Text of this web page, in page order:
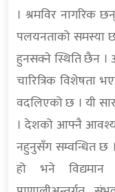
। श्रमविर नागरिक
पलयनताको समस्या छ
हुनसक्ने स्थिति छैन ।
चारित्रिक विशेषता
वदलिएको छ । यी
। देशको आफ्नै
नहुनुसँग सम्वन्धित छ
हो भने